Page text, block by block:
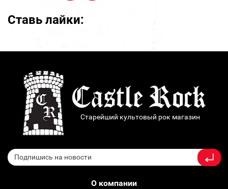
Ставь лайки:
Старейший культовый рок магазин
О компании